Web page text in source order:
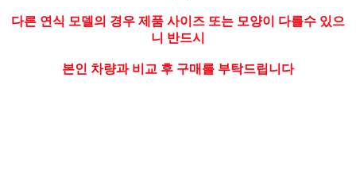
다른 연식 모델의 경우 제품 사이즈 또는 모양이 다를수 있으
니 반드시
본인 차량과 비교 후 구매를 부탁드립니다